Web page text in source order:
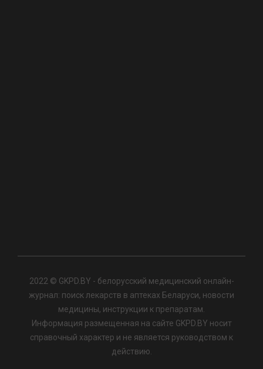
2022 © GKPD.BY - белорусский медицинский онлайн-
журнал: поиск лекарств в аптеках Беларуси, новости
медицины, инструкции к препаратам.
Информация размещенная на сайте GKPD.BY носит
справочный характер и не является руководством к
действию.